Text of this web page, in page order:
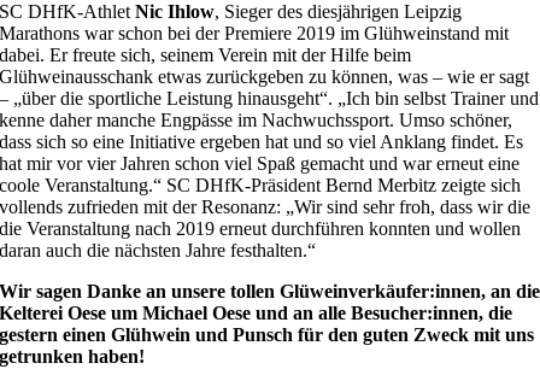
SC DHfK-AthletNic Ihlow, Sieger des diesjährigen Leipzig
Marathons war schon bei der Premiere 2019 im Glühweinstand mit
dabei. Er freute sich, seinem Verein mit der Hilfe beim
Glühweinausschank etwas zurückgeben zu können, was – wie er sagt
– „über die sportliche Leistung hinausgeht“. „Ich bin selbst Trainer und
kenne daher manche Engpässe im Nachwuchssport. Umso schöner,
dass sich so eine Initiative ergeben hat und so viel Anklang findet. Es
hat mir vor vier Jahren schon viel Spaß gemacht und war erneut eine
coole Veranstaltung.“ SC DHfK-Präsident Bernd Merbitz zeigte sich
vollends zufrieden mit der Resonanz: „Wir sind sehr froh, dass wir die
die Veranstaltung nach 2019 erneut durchführen konnten und wollen
daran auch die nächsten Jahre festhalten.“
Wir sagen Danke an unsere tollen Glüweinverkäufer:innen, an die
Kelterei Oese um Michael Oese und an alle Besucher:innen, die
gestern einen Glühwein und Punsch für den guten Zweck mit uns
getrunken haben!